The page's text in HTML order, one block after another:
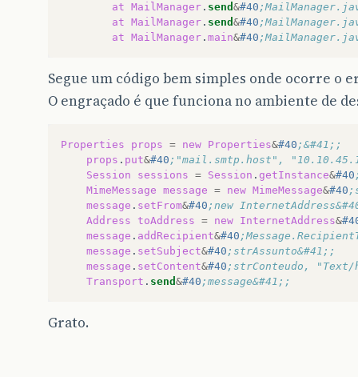
at MailManager . send &#40
at MailManager . send &#40
at MailManager . main&#40
Segue um código bem simples onde ocorre o
O engraçado é que funciona no ambiente de
Properties props = new Properties&#40
props . put&#40 ;"mail.smtp.host",
Session
sessions = Session . getInstance&#40
MimeMessage message = new MimeMessage&#40
message . setFrom&#40 ;new
Address toAddress = new InternetAddress&
message . addRecipient&#40
message . setSubject&#40 ;strAssunto&#41;;
message . setContent&#40 ;strConteudo,
Transport . send &#40 ;message&#41;;
Grato.